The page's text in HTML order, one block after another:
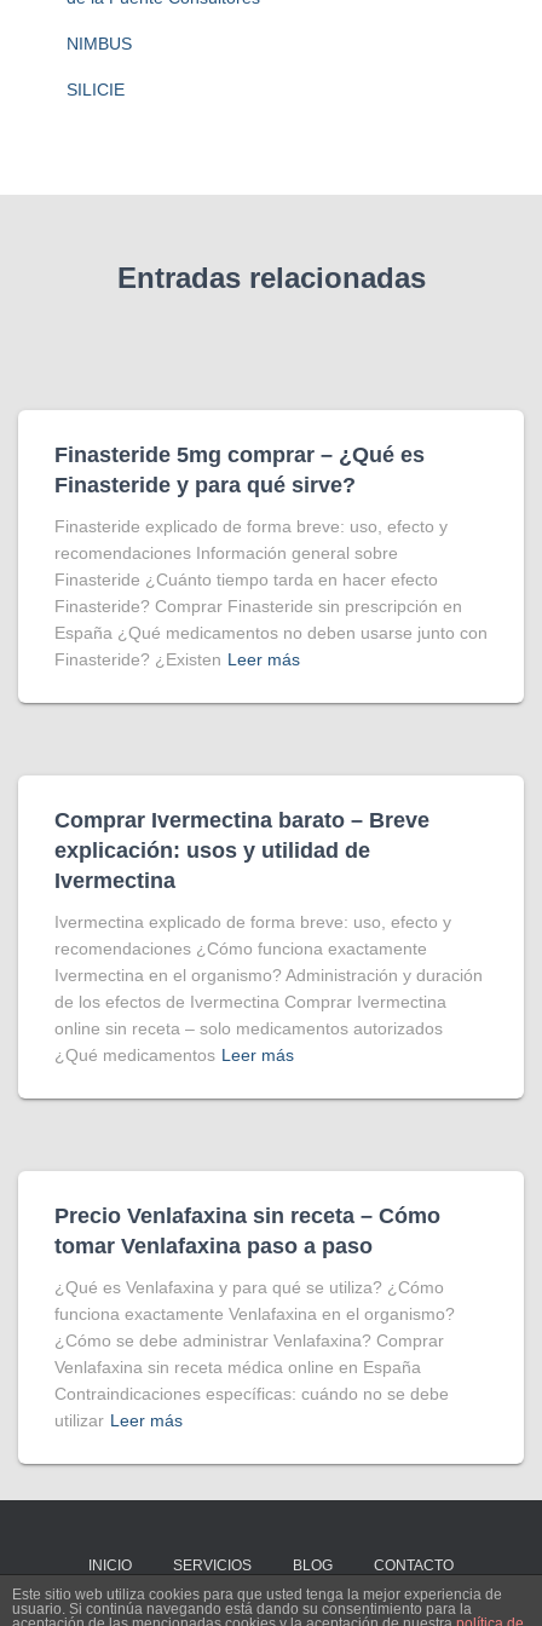
NIMBUS
SILICIE
Entradas relacionadas
Finasteride 5mg comprar – ¿Qué es
Finasteride y para qué sirve?
Finasteride explicado de forma breve: uso, efecto y
recomendaciones Información general sobre
Finasteride ¿Cuánto tiempo tarda en hacer efecto
Finasteride? Comprar Finasteride sin prescripción en
España ¿Qué medicamentos no deben usarse junto con
Finasteride? ¿Existen Leer más
Comprar Ivermectina​ barato – Breve
explicación: usos y utilidad de
Ivermectina
Ivermectina explicado de forma breve: uso, efecto y
recomendaciones ¿Cómo funciona exactamente
Ivermectina en el organismo? Administración y duración
de los efectos de Ivermectina Comprar Ivermectina
online sin receta – solo medicamentos autorizados
¿Qué medicamentos Leer más
Precio Venlafaxina sin receta – Cómo
tomar Venlafaxina paso a paso
¿Qué es Venlafaxina y para qué se utiliza? ¿Cómo
funciona exactamente Venlafaxina en el organismo?
¿Cómo se debe administrar Venlafaxina? Comprar
Venlafaxina sin receta médica online en España
Contraindicaciones específicas: cuándo no se debe
utilizar Leer más
INICIO SERVICIOS BLOG CONTACTO
Hestia | Desarrollado porThemeIsle
Este sitio web utiliza cookies para que usted tenga la mejor experiencia de
usuario. Si continúa navegando está dando su consentimiento para la